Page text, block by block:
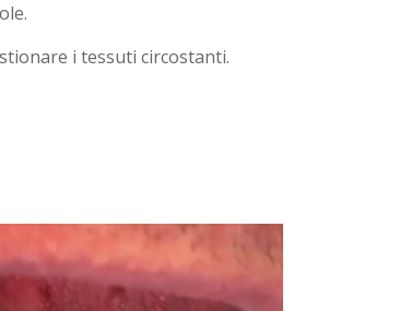
i tessuti circostanti.